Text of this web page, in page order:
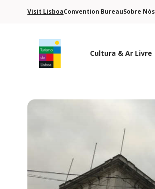
Visit LisboaConvention BureauSobre Nós
Cultura & Ar Livre